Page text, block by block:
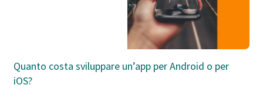
Quanto costa sviluppare un’app per Android o per
iOS?